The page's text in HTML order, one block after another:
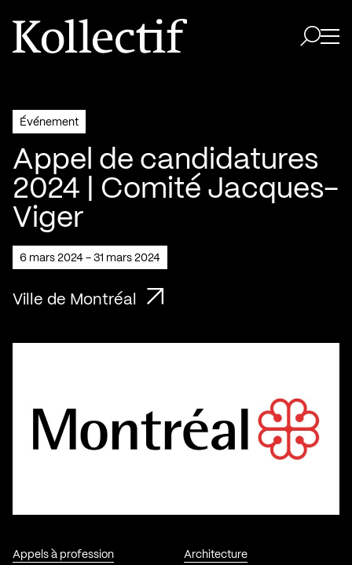
Aller à la page d'accueil
Logo Kollectif
Événement
Appel de candidatures
2024 | Comité Jacques-
Viger
6 mars 2024 - 31 mars 2024
Ville de Montréal
Appels à profession
Architecture